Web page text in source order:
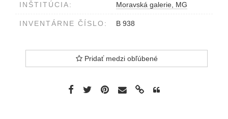
INŠTITÚCIA: Moravská galerie, MG
INVENTÁRNE ČÍSLO: B 938
Pridať medzi obľúbené